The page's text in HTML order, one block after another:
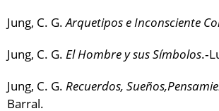
Jung, C. G.Arquetipos e Inconsciente
Jung, C. G. El Hombre y sus Símbolos
Jung, C. G. Recuerdos,
Barral.